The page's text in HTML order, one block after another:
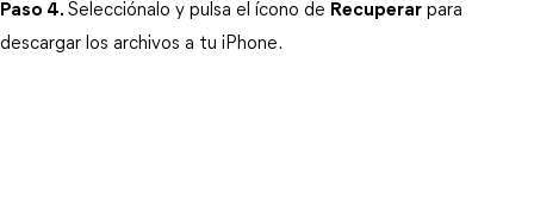
Paso 4. Selecciónalo y pulsa el ícono de Recuperar para
descargar los archivos a tu iPhone.